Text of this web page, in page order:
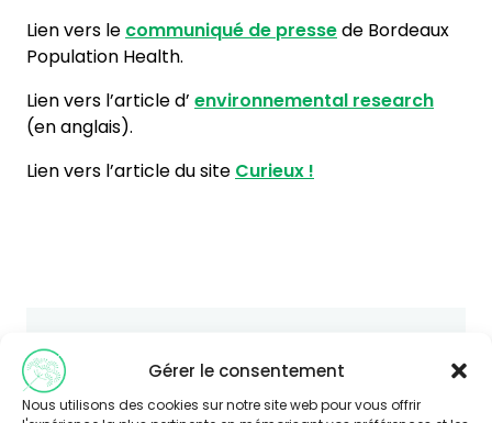
Gérer le consentement
Nous utilisons des cookies sur notre site web pour vous offrir
Lien vers le communiqué de pressede Bordeaux
Population Health.
Lien vers l’article d’ environnemental research
(en anglais).
Lien vers l’article du site Curieux !
Vous souhaitez en savoir plus sur
cette thématique ?